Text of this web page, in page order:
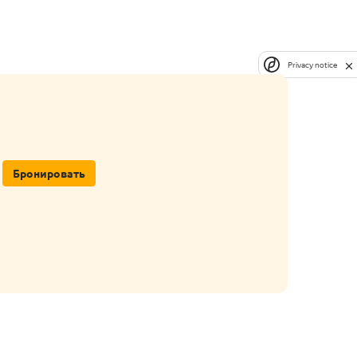
Бронировать
Privacy notice